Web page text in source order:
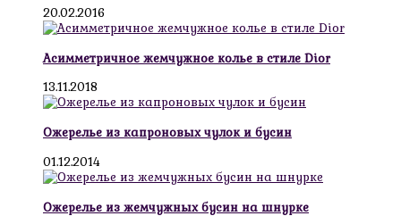
20.02.2016
Асимметричное жемчужное колье в стиле Dior
13.11.2018
Ожерелье из капроновых чулок и бусин
01.12.2014
Ожерелье из жемчужных бусин на шнурке